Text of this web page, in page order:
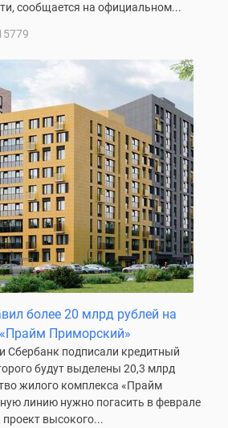
сообщается на официальном...
более 20 млрд рублей на
Приморский»
Сбербанк подписали кредитный
будут выделены 20,3 млрд
жилого комплекса «Прайм
линию нужно погасить в феврале
высокого...